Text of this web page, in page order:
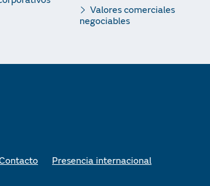
Valores comerciales
negociables
Presencia internacional